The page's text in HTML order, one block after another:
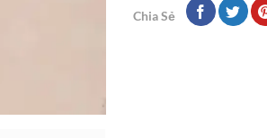
Chia Sẻ